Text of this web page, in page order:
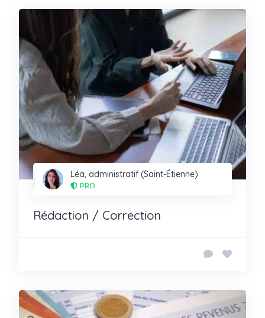
Léa, administratif (Saint-Étienne)
PRO
Rédaction / Correction